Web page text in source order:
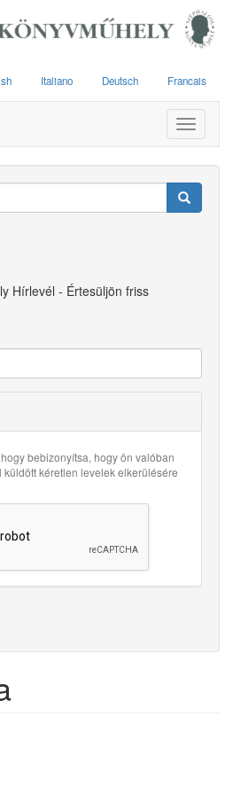
Italiano Deutsch Francais
Toggle
Hírlevél - Értesüljön friss
bebizonyítsa, hogy ön valóban
kéretlen levelek elkerülésére